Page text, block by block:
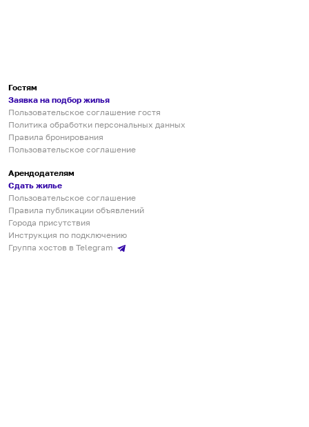
Гостям
Заявка на подбор жилья
Пользовательское соглашение гостя
Политика обработки персональных данных
Правила бронирования
Пользовательское соглашение
Арендодателям
Сдать жилье
Пользовательское соглашение
Правила публикации объявлений
Города присутствия
Инструкция по подключению
Группа хостов в Telegram